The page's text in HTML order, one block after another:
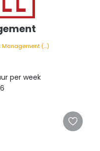
(...)
per week